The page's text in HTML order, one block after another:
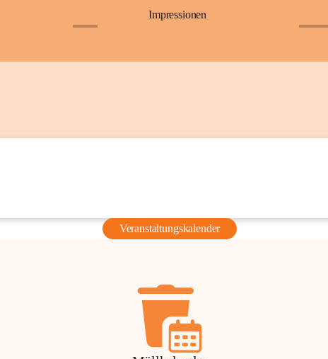
Impressionen
Veranstaltungskalender